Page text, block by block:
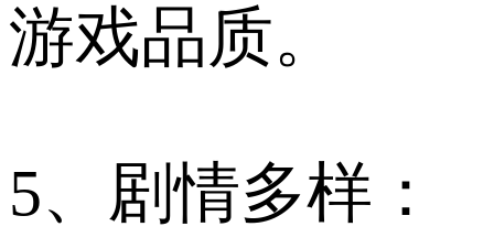
游戏品质。
5、剧情多样：